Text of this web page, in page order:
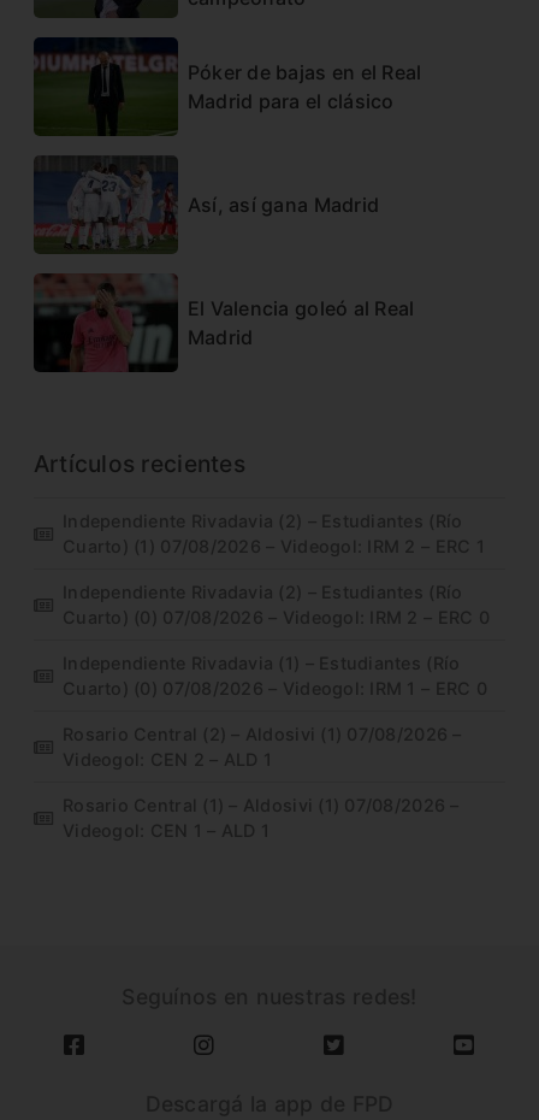
Póker de bajas en el Real
Madrid para el clásico
Así, así gana Madrid
El Valencia goleó al Real
Madrid
Artículos recientes
Independiente Rivadavia (2) – Estudiantes (Río
Cuarto) (1) 07/08/2026 – Videogol: IRM 2 – ERC 1
Independiente Rivadavia (2) – Estudiantes (Río
Cuarto) (0) 07/08/2026 – Videogol: IRM 2 – ERC 0
Independiente Rivadavia (1) – Estudiantes (Río
Cuarto) (0) 07/08/2026 – Videogol: IRM 1 – ERC 0
Rosario Central (2) – Aldosivi (1) 07/08/2026 –
Videogol: CEN 2 – ALD 1
Rosario Central (1) – Aldosivi (1) 07/08/2026 –
Videogol: CEN 1 – ALD 1